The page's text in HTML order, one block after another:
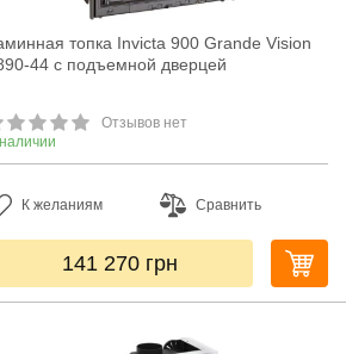
топка Invicta 900 Grande Vision
44 с подъемной дверцей
Отзывов нет
К желаниям Сравнить
141 270 грн